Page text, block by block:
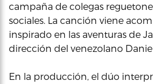
campaña de colegas
sociales. La canción viene
inspirado en las aventuras de
dirección del venezolano
En la producción, el dúo